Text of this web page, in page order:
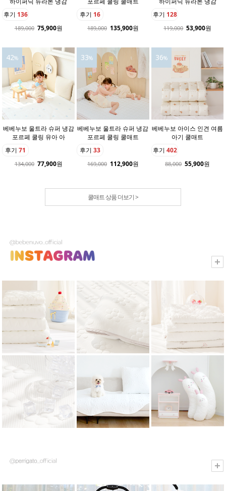
후기 136
189,000 75,900원
후기 16
189,000 135,900원
후기 128
119,000 53,900원
42%
베베누보 울트라 슈퍼 냉감
포르페 쿨링 유아 아
후기71
134,000 77,900원
33%
베베누보 울트라 슈퍼 냉감
포르페 쿨링 쿨매트
후기33
169,000 112,900원
36%
베베누보 아이스 인견 여름
아기 쿨매트
후기 402
88,000 55,900원
쿨매트 상품 더보기 >